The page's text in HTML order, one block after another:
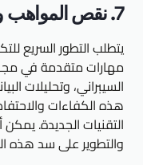
7. نقص المواهب والفجوات المهارية
يتطلب التطور السريع
مهارات متقدمة في
السيبراني، وتحليلات
هذه الكفاءات
التقنيات الجديدة.
والتطوير على سد هذه